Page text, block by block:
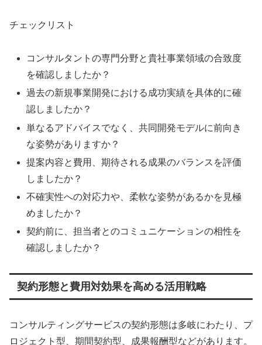
チェックリスト
コンサルタントの専門分野と貴社事業領域の合致度
を確認しましたか？
過去の新規事業開発における成功実績を具体的に確
認しましたか？
単なるアドバイスでなく、共同開発モデルに前向き
な姿勢がありますか？
提案内容と費用、期待される成果のバランスを評価
しましたか？
不確実性への対応力や、柔軟な姿勢があるかを見極
めましたか？
契約前に、担当者とのコミュニケーションの相性を
確認しましたか？
契約形態と費用対効果を高める活用戦略
コンサルティングサービスの契約形態は多岐にわたり、プ
ロジェクト型、期間契約型、成果報酬型などがあります。